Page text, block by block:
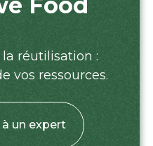
réutilisation :
vos ressources.
à un expert